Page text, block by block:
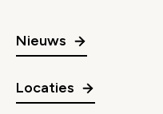
Nieuws
Locaties